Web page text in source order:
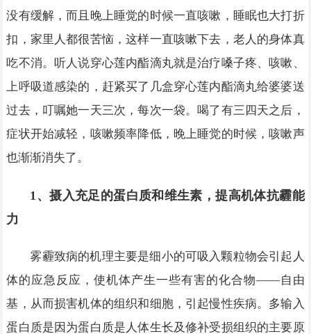
没有缓解，而且晚上睡觉的时候一直咳嗽，睡眠也大打折
扣，家里人都很苦恼，这样一直咳嗽下去，老人的身体真
吃不消。听人说穿心莲内酯滴丸就是治疗嗓子疼、咳嗽、
上呼吸道感染的，赶紧买了几盒穿心莲内酯滴丸给婆婆送
过去，叮嘱她一天三次，每次一袋。喝了有三四天之后，
症状开始减轻，咳嗽频率降低，晚上睡觉的时候，咳嗽声
也渐渐消失了。
1、摄入充足的蛋白质和维生素，提高机体抗霾能
力
雾霾致病的机理主要是细小的可吸入颗粒物会引起人
体的应急反应，使机体产生一些有害的化合物——自由
基，从而损害机体的组织和细胞，引起慢性疾病。多输入
蛋白质是因为蛋白质是人体生长及修补受损组织的主要原